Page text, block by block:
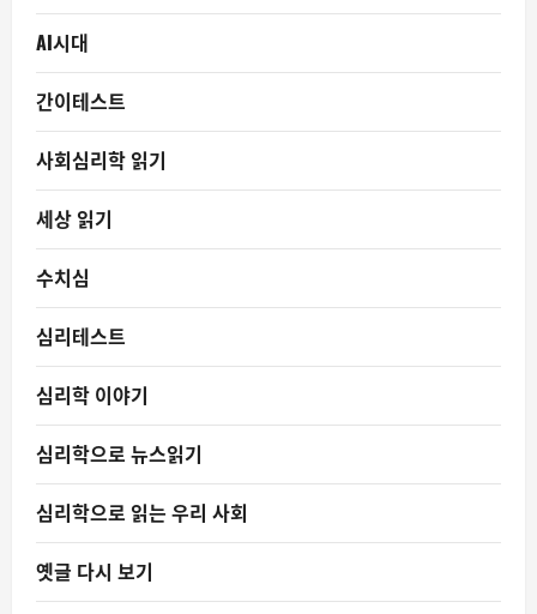
AI시대
간이테스트
사회심리학 읽기
세상 읽기
수치심
심리테스트
심리학 이야기
심리학으로 뉴스읽기
심리학으로 읽는 우리 사회
옛글 다시 보기